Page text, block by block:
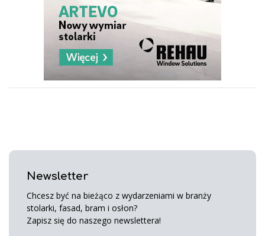
Newsletter
Chcesz być na bieżąco z wydarzeniami w branży
stolarki, fasad, bram i osłon?
Zapisz się do naszego newslettera!